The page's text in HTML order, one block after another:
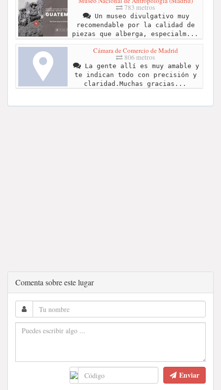
783 metros
Un museo divulgativo muy
recomendable por la calidad de
piezas que alberga, especialm...
Cámara de Comercio de Madrid
806 metros
La gente allí es muy amable y
te indican todo con precisión y
claridad.Muchas gracias...
Comenta sobre este lugar
Enviar